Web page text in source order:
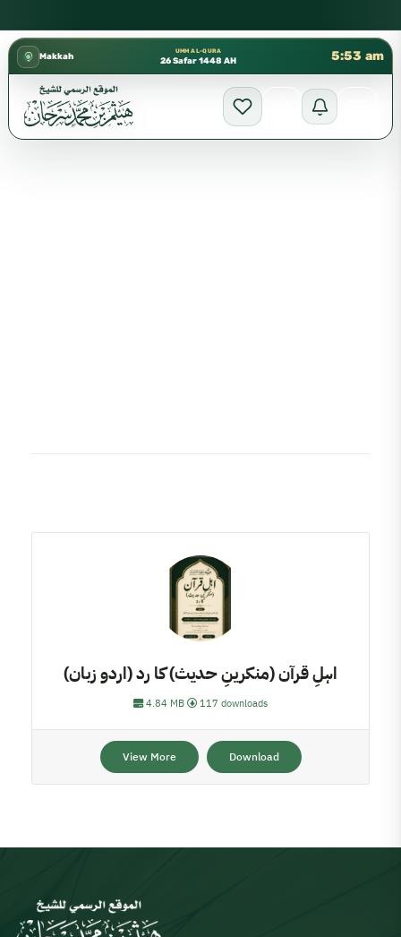
Makkah
UMM AL-QURA
26 Safar 1448 AH 5:53 am
اہلِ قرآن (منکرینِ حدیث) کا رد (اردو زبان)
4.84 MB 117 downloads
View More Download